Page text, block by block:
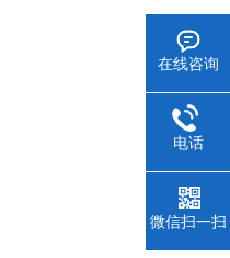
在线咨询
电话
微信扫一扫